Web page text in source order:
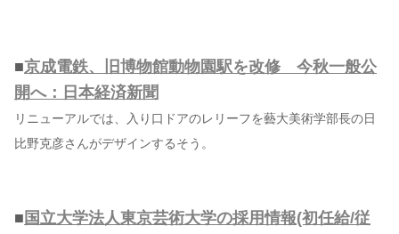
■京成電鉄、旧博物館動物園駅を改修 今秋一般公
開へ：日本経済新聞
リニューアルでは、入り口ドアのレリーフを藝大美術学部長の日
比野克彦さんがデザインするそう。
■ 国立大学法人東京芸術大学の採用情報(初任給/従